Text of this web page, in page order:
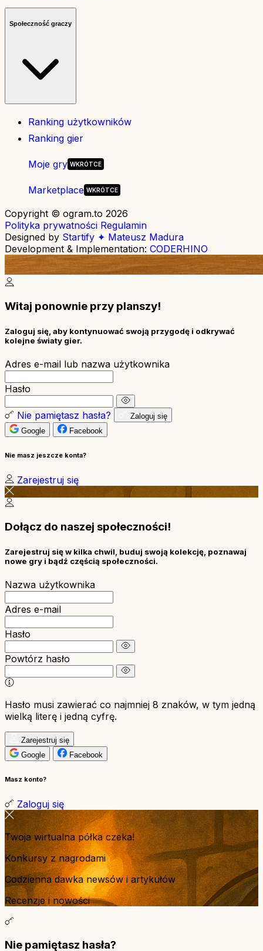
Społeczność graczy
Ranking użytkowników
Ranking gier
Moje gry
Marketplace
Copyright © ogram.to 2026
Polityka prywatności Regulamin
Designed by Startify ✦ Mateusz Madura
Development & Implementation: CODERHINO
Witaj ponownie przy planszy!
Zaloguj się, aby kontynuować swoją przygodę i odkrywać
kolejne światy gier.
Adres e-mail lub nazwa użytkownika
Hasło
Nie pamiętasz hasła?
Zaloguj się
Google
Facebook
Nie masz jeszcze konta?
Zarejestruj się
Dołącz do naszej społeczności!
Zarejestruj się w kilka chwil, buduj swoją kolekcję, poznawaj
nowe gry i bądź częścią społeczności.
Nazwa użytkownika
Adres e-mail
Hasło
Powtórz hasło
Hasło musi zawierać co najmniej 8 znaków, w tym jedną
wielką literę i jedną cyfrę.
Zarejestruj się
Google
Facebook
Masz konto?
Zaloguj się
Twoja wirtualna półka czeka!
Konkursy z nagrodami
Codzienna dawka newsów i artykułów
Recenzje i nowości
Nie pamiętasz hasła?